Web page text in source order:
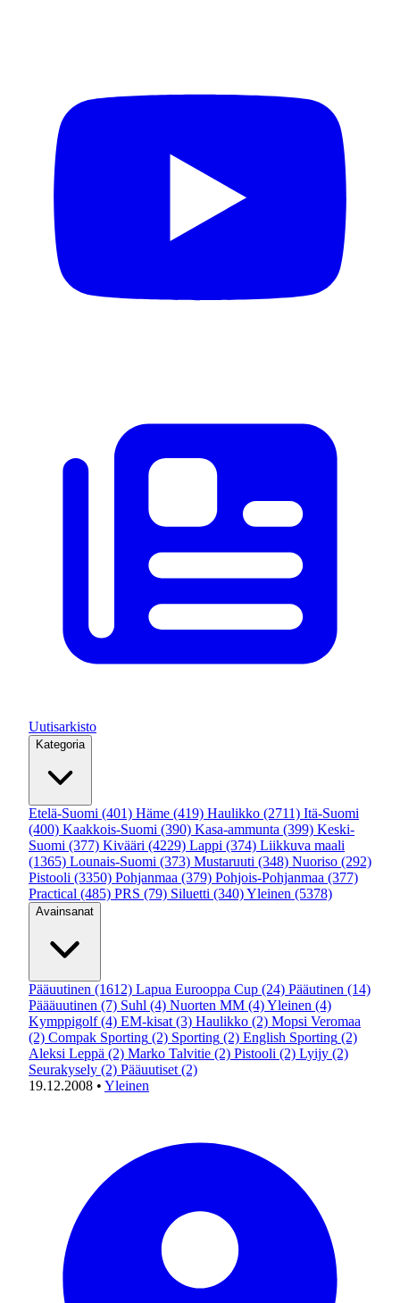
Uutisarkisto
Kategoria
Etelä-Suomi (401) Häme (419) Haulikko (2711) Itä-Suomi
(400) Kaakkois-Suomi (390) Kasa-ammunta (399) Keski-
Suomi (377) Kivääri (4229) Lappi (374) Liikkuva maali
(1365) Lounais-Suomi (373) Mustaruuti (348) Nuoriso (292)
Pistooli (3350) Pohjanmaa (379) Pohjois-Pohjanmaa (377)
Practical (485) PRS (79) Siluetti (340)Yleinen (5378)
Avainsanat
Pääuutinen (1612) Lapua Eurooppa Cup (24) Pääutinen (14)
Päääuutinen (7) Suhl (4) Nuorten MM (4)Yleinen (4)
Kymppigolf (4) EM-kisat (3) Haulikko (2) Mopsi Veromaa
(2) Compak Sporting (2) Sporting (2) English Sporting (2)
Aleksi Leppä (2) Marko Talvitie (2) Pistooli (2) Lyijy (2)
Seurakysely (2) Pääuutiset (2)
19.12.2008 • Yleinen